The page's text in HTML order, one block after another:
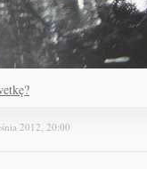
2012, 20:00